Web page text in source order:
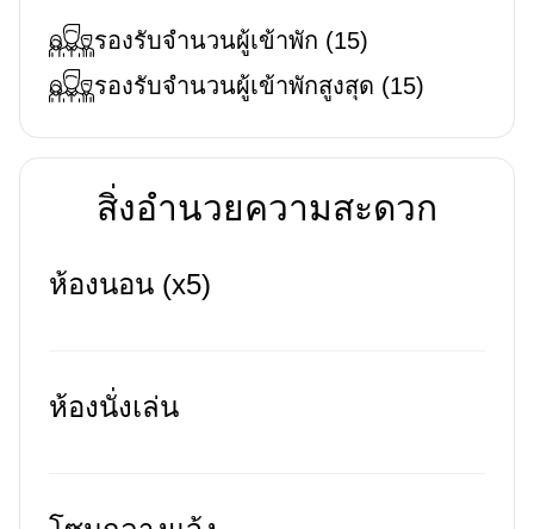
รองรับจำนวนผู้เข้าพัก (15)
รองรับจำนวนผู้เข้าพักสูงสุด (15)
สิ่งอำนวยความสะดวก
ห้องนอน (x5)
ห้องนั่งเล่น